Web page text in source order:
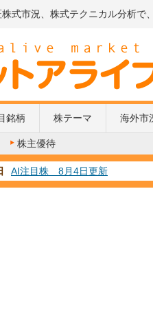
式市況、株式テクニカル分析で
銘柄 株テーマ 海外市
株主優待
人気業種注目株 8月3日更新
金融注目株 8月2日更新